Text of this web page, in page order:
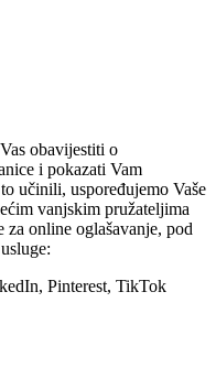
obavijestiti o
i pokazati Vam
učinili, uspoređujemo Vaše
vanjskim pružateljima
online oglašavanje, pod
Pinterest, TikTok